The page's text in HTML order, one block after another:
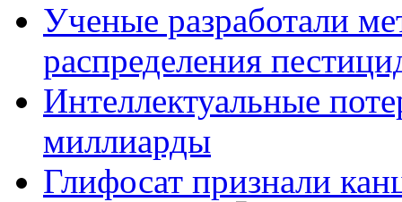
Ученые разработали
распределения
Интеллектуальные
миллиарды
Глифосат признали